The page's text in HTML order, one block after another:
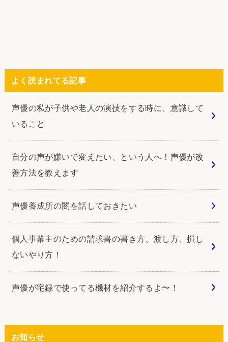
よく読まれてる記事
声優の私が子供や老人の演技をする時に、意識して
いること
自分の声が嫌いで変えたい、という人へ！声優が改
善方法を教えます
声優養成所の闇を話しておきたい
個人事業主のための請求書の書き方、渡し方、損し
ないやり方！
声優が宅録で使ってる機材を紹介するよ〜！
お知らせ